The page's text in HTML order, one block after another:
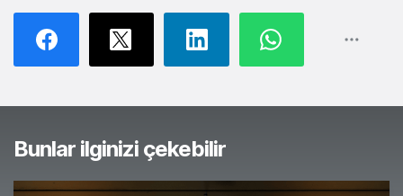
Bunlar ilginizi çekebilir